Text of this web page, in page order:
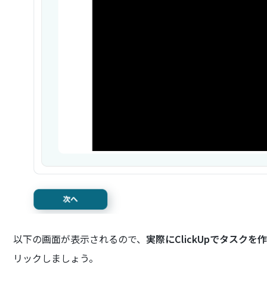
以下の画面が表示されるので、 実際にClickUpでタスクを
リックしましょう。